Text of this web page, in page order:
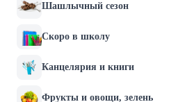
Шашлычный сезон
Скоро в школу
Канцелярия и книги
Фрукты и овощи, зелень